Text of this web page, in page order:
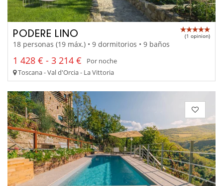
PODERE LINO (1 opinion)
18 personas (19 máx.) • 9 dormitorios • 9 baños
1 428 € - 3 214 €
Por noche
Toscana - Val d'Orcia - La Vittoria